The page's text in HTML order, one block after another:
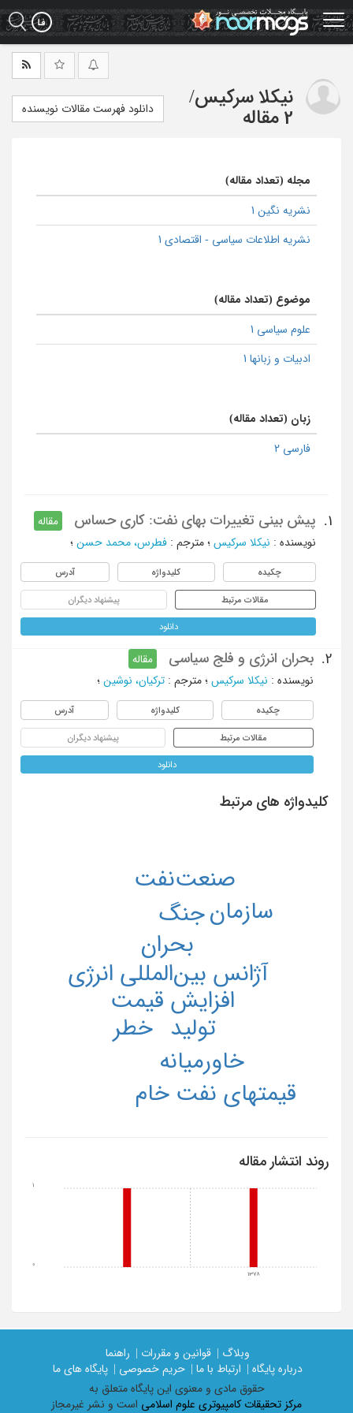
Skip
to
main
نیکلا سرکیس/
2 مقاله
دانلود فهرست مقالات نویسنده
مجله (تعداد مقاله)
نشریه نگین 1
نشریه اطلاعات سیاسی - اقتصادی 1
موضوع (تعداد مقاله)
علوم سیاسی 1
ادبیات و زبانها 1
زبان (تعداد مقاله)
فارسی 2
1. پیش بینی تغییرات بهای نفت: کاری حساس
مقاله
نویسنده : نیکلا سرکیس ؛ مترجم : فطرس، محمد حسن ؛
چکیده کلیدواژه آدرس
مقالات مرتبط پیشنهاد دیگران
دانلود
2. بحران انرژی و فلج سیاسی
مقاله
نویسنده : نیکلا سرکیس ؛ مترجم : ترکیان، نوشین ؛
چکیده کلیدواژه آدرس
مقالات مرتبط پیشنهاد دیگران
دانلود
کلیدواژه های مرتبط
آژانس بین‌المللی انرژی
افزایش قیمت
بحران
تولید
جنگ
خاورمیانه
خطر
سازمان
صنعت‌نفت
قیمتهای نفت خام
روند انتشار مقاله
1378
0
1
وبلاگ | قوانین و مقررات |
راهنما
درباره پایگاه |
ارتباط با ما | حریم خصوصی |
پایگاه های ما
حقوق مادی و معنوی اين پايگاه متعلق به
مرکز تحقیقات کامپیوتری علوم اسلامی است و نشر غیرمجاز